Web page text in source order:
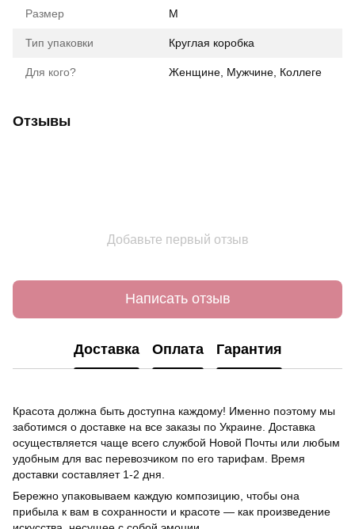
Размер М
Тип упаковки Круглая коробка
Для кого? Женщине, Мужчине, Коллеге
Отзывы
Добавьте первый отзыв
Написать отзыв
Доставка Оплата Гарантия
Красота должна быть доступна каждому! Именно поэтому мы
заботимся о доставке на все заказы по Украине. Доставка
осуществляется чаще всего службой Новой Почты или любым
удобным для вас перевозчиком по его тарифам. Время
доставки составляет 1-2 дня.
Бережно упаковываем каждую композицию, чтобы она
прибыла к вам в сохранности и красоте — как произведение